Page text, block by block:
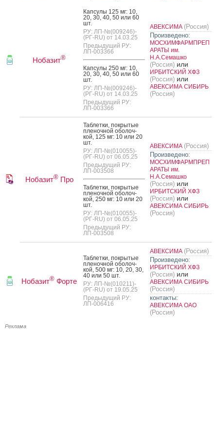
Нобазит®
Кап­су­лы 125 мг: 10,
20, 30, 40, 50 или 60
шт.
РУ: ЛП-№(009246)-
(РГ-RU) от 14.03.25
Предыдущий РУ:
ЛП-003366
Кап­су­лы 250 мг: 10,
20, 30, 40, 50 или 60
шт.
РУ: ЛП-№(009246)-
(РГ-RU) от 14.03.25
Предыдущий РУ:
ЛП-003366
АВЕКСИМА (Россия)
Произведено:
МОСХИМФАРМПРЕП
АРАТЫ им.
Н.А.Семашко
(Россия) или
ИРБИТСКИЙ ХФЗ
(Россия) или
АВЕКСИМА СИБИРЬ
(Россия)
Нобазит®Про
Таб­летки, пок­ры­тые
пле­ноч­ной обо­лоч­
кой, 125 мг: 10 или 20
шт.
РУ: ЛП-№(010055)-
(РГ-RU) от 06.05.25
Предыдущий РУ:
ЛП-003508
Таб­летки, пок­ры­тые
пле­ноч­ной обо­лоч­
кой, 250 мг: 10 или 20
шт.
РУ: ЛП-№(010055)-
(РГ-RU) от 06.05.25
Предыдущий РУ:
ЛП-003508
АВЕКСИМА (Россия)
Произведено:
МОСХИМФАРМПРЕП
АРАТЫ им.
Н.А.Семашко
(Россия) или
ИРБИТСКИЙ ХФЗ
(Россия) или
АВЕКСИМА СИБИРЬ
(Россия)
Нобазит® Форте
Таб­летки, пок­ры­тые
пле­ноч­ной обо­лоч­
кой, 500 мг: 10, 20, 30,
40 или 50 шт.
РУ: ЛП-№(010211)-
(РГ-RU) от 19.05.25
Предыдущий РУ:
ЛП-006416
АВЕКСИМА (Россия)
Произведено:
ИРБИТСКИЙ ХФЗ
(Россия) или
АВЕКСИМА СИБИРЬ
(Россия)
контакты:
АВЕКСИМА ОАО
(Россия)
Реклама